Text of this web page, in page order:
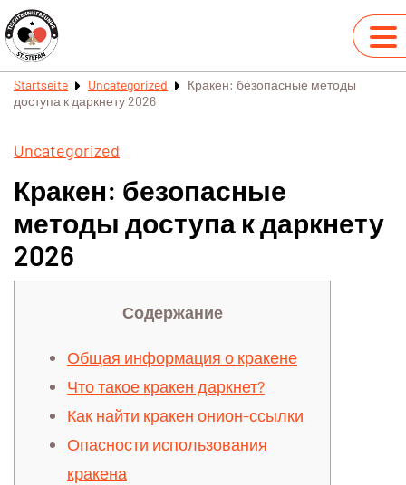
Startseite Uncategorized
Кракен: безопасные методы
доступа к даркнету 2026
Uncategorized
Кракен: безопасные
методы доступа к даркнету
2026
Содержание
Общая информация о кракене
Что такое кракен даркнет?
Как найти кракен онион-ссылки
Опасности использования
кракена